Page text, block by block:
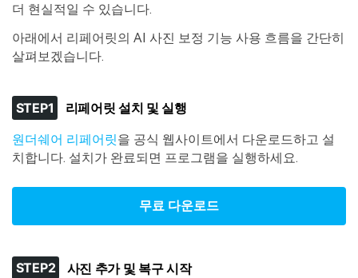
더 현실적일 수 있습니다.
아래에서 리페어릿의 AI 사진 보정 기능 사용 흐름을 간단히
살펴보겠습니다.
STEP1 리페어릿 설치 및 실행
원더쉐어 리페어릿을 공식 웹사이트에서 다운로드하고 설
치합니다. 설치가 완료되면 프로그램을 실행하세요.
무료 다운로드
STEP2 사진 추가 및 복구 시작